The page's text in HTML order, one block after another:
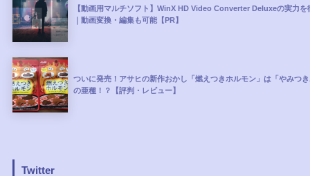
【動画用マルチソフト】WinX HD Video Converter Deluxeの実力を
｜動画変換・編集も可能【PR】
ついに発売！アサヒの新作おかし「燃えつきホルモン」は「やみつ
の亜種！？【評判・レビュー】
Twitter